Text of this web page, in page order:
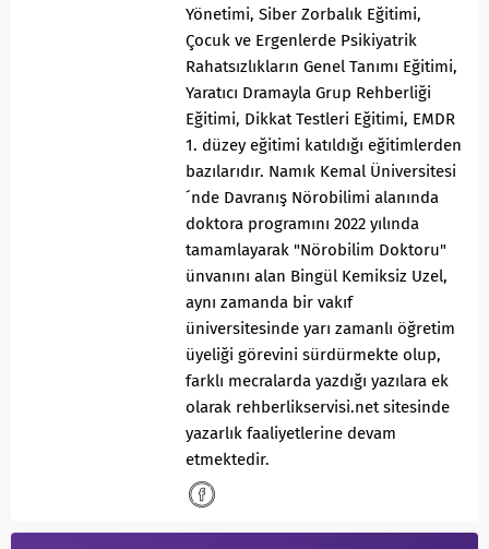
Yönetimi, Siber Zorbalık Eğitimi,
Çocuk ve Ergenlerde Psikiyatrik
Rahatsızlıkların Genel Tanımı Eğitimi,
Yaratıcı Dramayla Grup Rehberliği
Eğitimi, Dikkat Testleri Eğitimi, EMDR
1. düzey eğitimi katıldığı eğitimlerden
bazılarıdır. Namık Kemal Üniversitesi
´nde Davranış Nörobilimi alanında
doktora programını 2022 yılında
tamamlayarak "Nörobilim Doktoru"
ünvanını alan Bingül Kemiksiz Uzel,
aynı zamanda bir vakıf
üniversitesinde yarı zamanlı öğretim
üyeliği görevini sürdürmekte olup,
farklı mecralarda yazdığı yazılara ek
olarak rehberlikservisi.net sitesinde
yazarlık faaliyetlerine devam
etmektedir.